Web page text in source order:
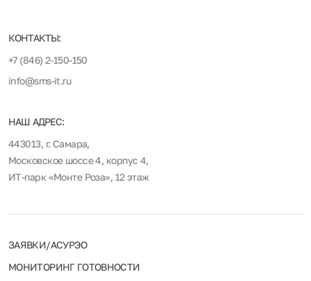
КОНТАКТЫ:
+7 (846) 2-150-150
info@sms-it.ru
НАШ АДРЕС:
443013, г. Самара,
Московское шоссе 4, корпус 4,
ИТ-парк «Монте Роза», 12 этаж
ЗАЯВКИ/АСУРЭО
МОНИТОРИНГ ГОТОВНОСТИ